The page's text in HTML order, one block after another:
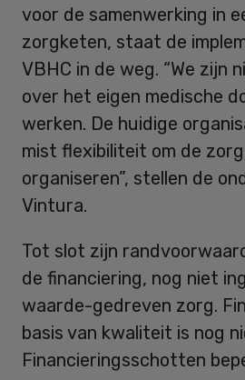
voor de samenwerking in
zorgketen, staat de
VBHC in de weg. “We zijn
over het eigen medische
werken. De huidige
mist flexibiliteit om de
organiseren”, stellen de
Vintura.
Tot slot zijn
de financiering, nog niet
waarde-gedreven zorg.
basis van kwaliteit is nog
Financieringsschotten